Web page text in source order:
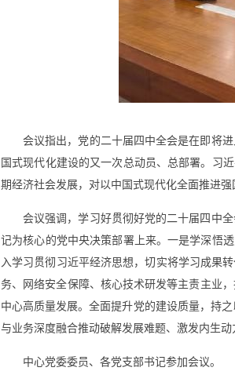
会议指出，党的二十届四中全会是在即将
国式现代化建设的又一次总动员、总部署。习
期经济社会发展，对以中国式现代化全面推进
会议强调，学习好贯彻好党的二十届四中
记为核心的党中央决策部署上来。一是学深悟
入学习贯彻习近平经济思想，切实将学习成果
务、网络安全保障、核心技术研发等主责主业
中心高质量发展。全面提升党的建设质量，持
与业务深度融合推动破解发展难题、激发内生动
中心党委委员、各党支部书记参加会议。